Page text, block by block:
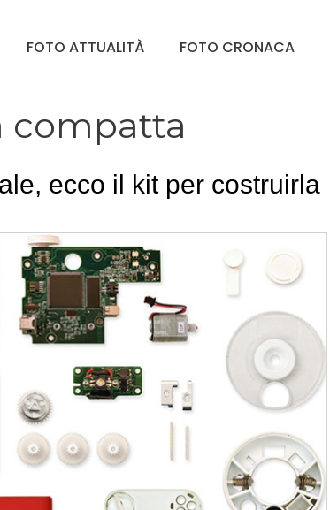
FOTO ATTUALITÀ FOTO CRONACA
compatta
ecco il kit per costruirla